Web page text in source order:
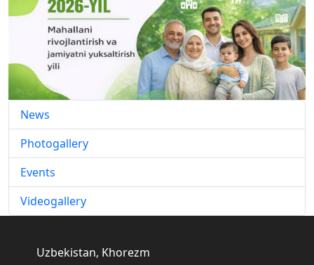
News
Photogallery
Events
Videogallery
Uzbekistan, Khorezm